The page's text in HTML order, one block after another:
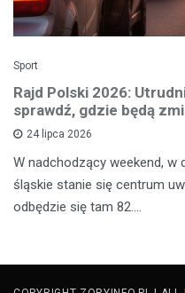
Sport
Rajd Polski 2026:
sprawdź, gdzie będą
24 lipca 2026
W nadchodzący weekend, w
śląskie stanie się centrum
odbędzie się tam 82.…